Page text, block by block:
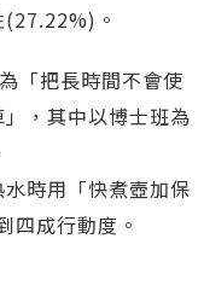
。
「把長時間不會使
，其中以博士班為
時用「快煮壺加保
四成行動度。